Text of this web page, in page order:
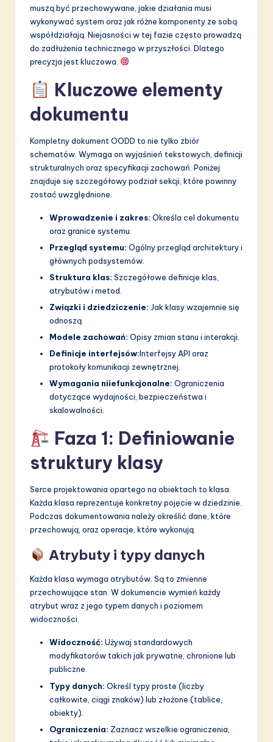
muszą być przechowywane, jakie działania musi
wykonywać system oraz jak różne komponenty ze sobą
współdziałają. Niejasności w tej fazie często prowadzą
do zadłużenia technicznego w przyszłości. Dlatego
precyzja jest kluczowa.
Kluczowe elementy
dokumentu
Kompletny dokument OODD to nie tylko zbiór
schematów. Wymaga on wyjaśnień tekstowych, definicji
strukturalnych oraz specyfikacji zachowań. Poniżej
znajduje się szczegółowy podział sekcji, które powinny
zostać uwzględnione.
Wprowadzenie i zakres: Określa cel dokumentu
oraz granice systemu.
Przegląd systemu: Ogólny przegląd architektury i
głównych podsystemów.
Struktura klas: Szczegółowe definicje klas,
atrybutów i metod.
Związki i dziedziczenie: Jak klasy wzajemnie się
odnoszą.
Modele zachowań: Opisy zmian stanu i interakcji.
Definicje interfejsów:Interfejsy API oraz
protokoły komunikacji zewnętrznej.
Wymagania niiefunkcjonalne: Ograniczenia
dotyczące wydajności, bezpieczeństwa i
skalowalności.
Faza 1: Definiowanie
struktury klasy
Serce projektowania opartego na obiektach to klasa.
Każda klasa reprezentuje konkretny pojęcie w dziedzinie.
Podczas dokumentowania należy określić dane, które
przechowują, oraz operacje, które wykonują.
Atrybuty i typy danych
Każda klasa wymaga atrybutów. Są to zmienne
przechowujące stan. W dokumencie wymień każdy
atrybut wraz z jego typem danych i poziomem
widoczności.
Widoczność: Używaj standardowych
modyfikatorów takich jak prywatne, chronione lub
publiczne.
Typy danych: Określ typy proste (liczby
całkowite, ciągi znaków) lub złożone (tablice,
obiekty).
Ograniczenia: Zaznacz wszelkie ograniczenia,